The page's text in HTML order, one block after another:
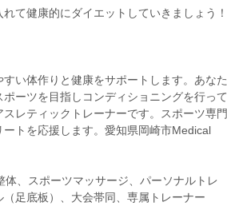
て健康的にダイエットしていきましょう！
い体作りと健康をサポートします。あなた
ーツを目指しコンディショニングを行って
レティックトレーナーです。スポーツ専門
トを応援します。愛知県岡崎市Medical
（足底板）、大会帯同、専属トレーナー